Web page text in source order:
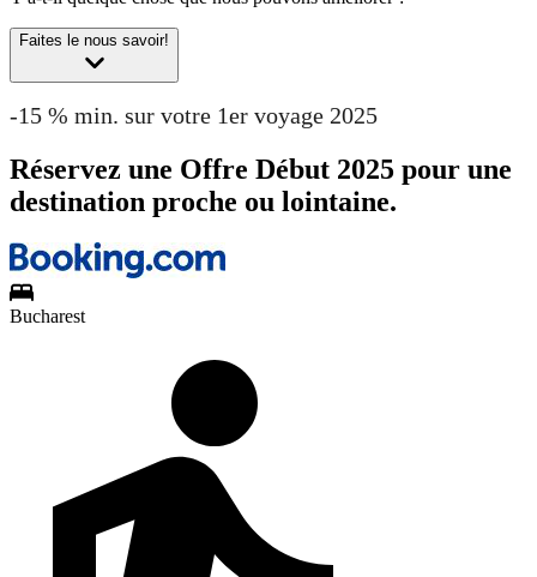
Faites le nous savoir!
-15 % min. sur votre 1er voyage 2025
Réservez une Offre Début 2025 pour une
destination proche ou lointaine.
Bucharest